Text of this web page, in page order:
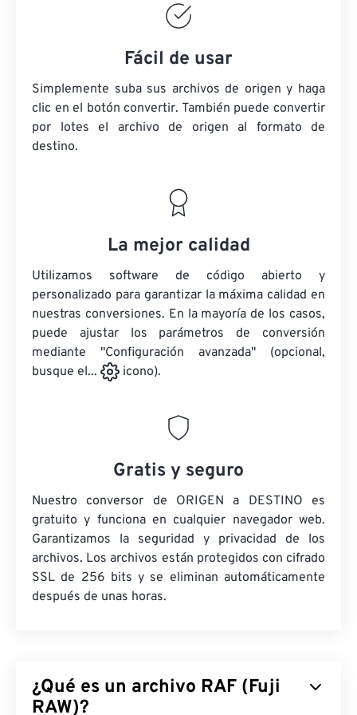
Fácil de usar
Simplemente suba sus archivos de origen y haga
clic en el botón convertir. También puede convertir
por lotes el archivo de origen al formato de
destino.
La mejor calidad
Utilizamos software de código abierto y
personalizado para garantizar la máxima calidad en
nuestras conversiones. En la mayoría de los casos,
puede ajustar los parámetros de conversión
mediante "Configuración avanzada" (opcional,
busque el...
icono).
Gratis y seguro
Nuestro conversor de ORIGEN a DESTINO es
gratuito y funciona en cualquier navegador web.
Garantizamos la seguridad y privacidad de los
archivos. Los archivos están protegidos con cifrado
SSL de 256 bits y se eliminan automáticamente
después de unas horas.
¿Qué es un archivo RAF (Fuji
RAW)?